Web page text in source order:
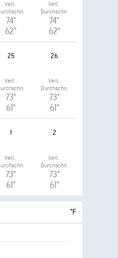
Verl.
74°
62°
Verl.
Durchschn.
74°
62°
25
Verl.
73°
61°
26
Verl.
Durchschn.
73°
61°
1
Verl.
73°
61°
2
Verl.
Durchschn.
73°
61°
°F